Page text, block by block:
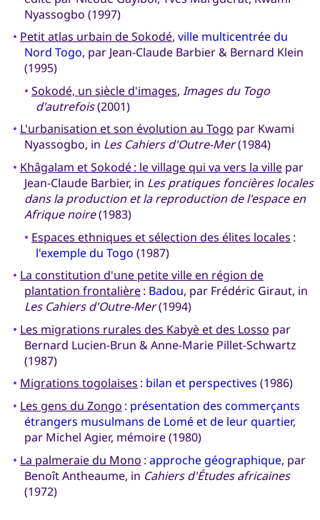
Nyassogbo (1997)
• Petit atlas urbain de Sokodé, ville multicentrée du
Nord Togo, par Jean-Claude Barbier & Bernard Klein
(1995)
• Sokodé, un siècle d'images, Images du Togo
d'autrefois(2001)
• L'urbanisation et son évolution au Togo par Kwami
Nyassogbo, in Les Cahiers d'Outre-Mer(1984)
• Khâgalam et Sokodé : le village qui va vers la villepar
Jean-Claude Barbier, in Les pratiques foncières locales
dans la production et la reproduction de l'espace en
Afrique noire(1983)
• Espaces ethniques et sélection des élites locales :
l'exemple du Togo (1987)
• La constitution d'une petite ville en région de
plantation frontalière: Badou, par Frédéric Giraut, in
Les Cahiers d'Outre-Mer(1994)
• Les migrations rurales des Kabyè et des Losso par
Bernard Lucien-Brun & Anne-Marie Pillet-Schwartz
(1987)
• Migrations togolaises : bilan et perspectives (1986)
• Les gens du Zongo : présentation des commerçants
étrangers musulmans de Lomé et de leur quartier,
par Michel Agier, mémoire (1980)
• La palmeraie du Mono : approche géographique, par
Benoît Antheaume, in Cahiers d'Études africaines
(1972)